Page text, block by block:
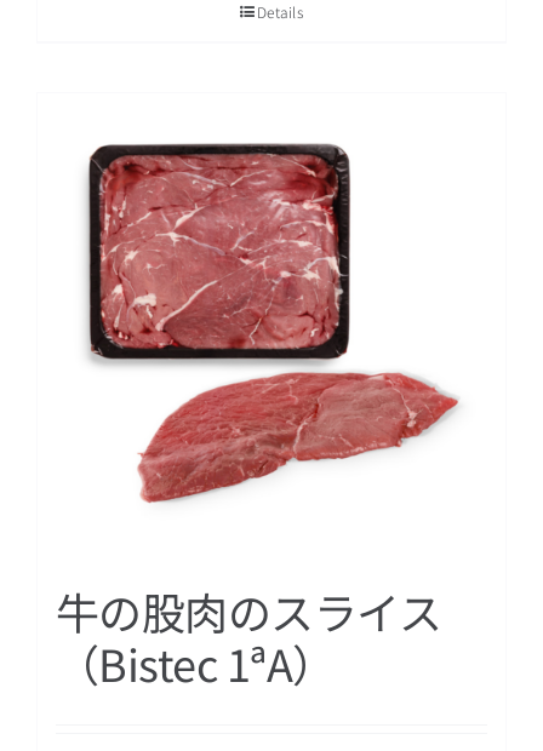
Details
牛の股肉のスライス
（Bistec 1ªA）